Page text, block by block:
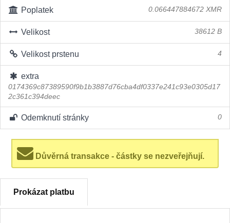
Poplatek 0.066447884672 XMR
Velikost 38612 B
Velikost prstenu 4
extra
0174369c87389590f9b1b3887d76cba4df0337e241c93e0305d17
2c361c394deec
Odemknutí stránky 0
Důvěrná transakce - částky se nezveřejňují.
Prokázat platbu